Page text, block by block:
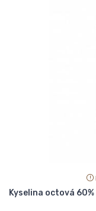
Kyselina octová 60%